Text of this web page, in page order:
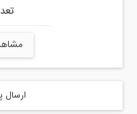
ارسال